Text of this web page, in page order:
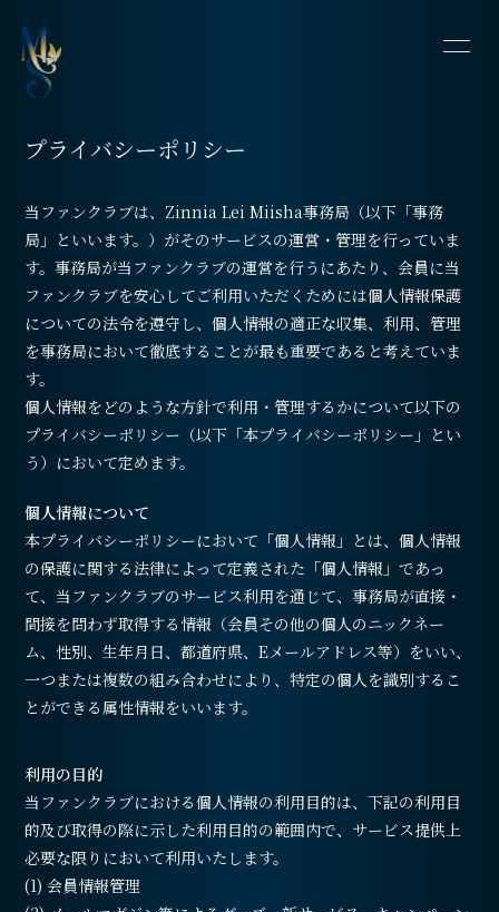
VIDEO
DISCOGRAPHY
CONTACT
BLOG
OFFSHOT DIARYMOVIE
会員登録
プライバシーポリシー
当ファンクラブは、Zinnia Lei Miisha事務局（以下「事務
局」といいます。）がそのサービスの運営・管理を行っていま
す。事務局が当ファンクラブの運営を行うにあたり、会員に当
ファンクラブを安心してご利用いただくためには個人情報保護
についての法令を遵守し、個人情報の適正な収集、利用、管理
を事務局において徹底することが最も重要であると考えていま
す。
個人情報をどのような方針で利用・管理するかについて以下の
プライバシーポリシー（以下「本プライバシーポリシー」とい
う）において定めます。
個人情報について
本プライバシーポリシーにおいて「個人情報」とは、個人情報
の保護に関する法律によって定義された「個人情報」であっ
て、当ファンクラブのサービス利用を通じて、事務局が直接・
間接を問わず取得する情報（会員その他の個人のニックネー
ム、性別、生年月日、都道府県、Eメールアドレス等）をいい、
一つまたは複数の組み合わせにより、特定の個人を識別するこ
とができる属性情報をいいます。
利用の目的
当ファンクラブにおける個人情報の利用目的は、下記の利用目
的及び取得の際に示した利用目的の範囲内で、サービス提供上
必要な限りにおいて利用いたします。
(1) 会員情報管理